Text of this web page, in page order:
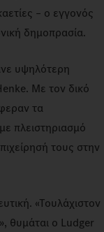
– ο εγγονός
δημοπρασία.
υψηλότερη
Με τον δικό
τα
πλειστηριασμό
τους στην
«Τουλάχιστον
θυμάται ο Ludger